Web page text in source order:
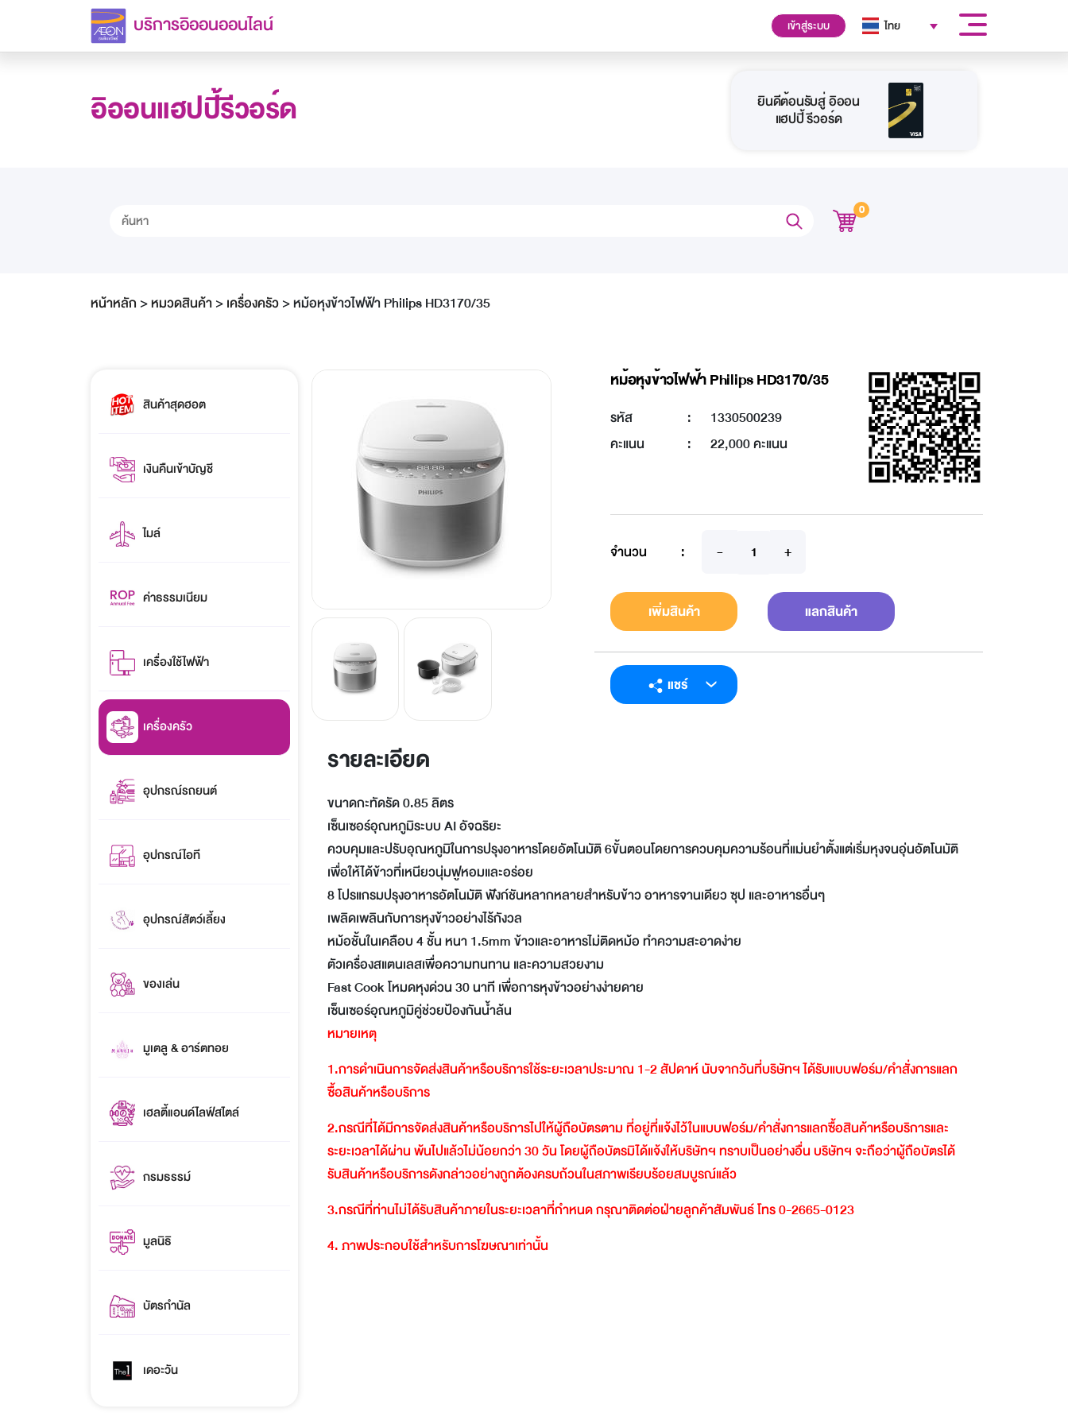
บริการอิออนออนไลน์ เข้าสู่ระบบ ไทย
อิออนแฮปปี้รีวอร์ด ยินดีต้อนรับสู่ อิออน
แฮปปี้ รีวอร์ด
0
หน้าหลัก >หมวดสินค้า>เครื่องครัว>หม้อหุงข้าวไฟฟ้า Philips HD3170/35
สินค้าสุดฮอต
เงินคืนเข้าบัญชี
ไมล์
ค่าธรรมเนียม
เครื่องใช้ไฟฟ้า
เครื่องครัว
อุปกรณ์รถยนต์
อุปกรณ์ไอที
อุปกรณ์สัตว์เลี้ยง
ของเล่น
มูเตลู & อาร์ตทอย
เฮลตี้แอนด์ไลฟ์สไตล์
กรมธรรม์
มูลนิธิ
บัตรกำนัล
เดอะวัน
หม้อหุงข้าวไฟฟ้า Philips HD3170/35
รหัส :
1330500239
คะแนน
: 22,000 คะแนน
จำนวน :
เพิ่มสินค้า แลกสินค้า
แชร์
รายละเอียด
ขนาดกะทัดรัด 0.85 ลิตร
เซ็นเซอร์อุณหภูมิระบบ AI อัจฉริยะ
ควบคุมและปรับอุณหภูมิในการปรุงอาหารโดยอัตโนมัติ 6ขั้นตอนโดยการควบคุมความร้อนที่แม่นยำตั้งแต่เริ่มหุงจนอุ่นอัตโนมัติ
เพื่อให้ได้ข้าวที่เหนียวนุ่มฟูหอมและอร่อย
8 โปรแกรมปรุงอาหารอัตโนมัติ ฟังก์ชันหลากหลายสำหรับข้าว อาหารจานเดียว ซุป และอาหารอื่นๆ
เพลิดเพลินกับการหุงข้าวอย่างไร้กังวล
หม้อชั้นในเคลือบ 4 ชั้น หนา 1.5mm ข้าวและอาหารไม่ติดหม้อ ทำความสะอาดง่าย
ตัวเครื่องสแตนเลสเพื่อความทนทาน และความสวยงาม
Fast Cook โหมดหุงด่วน 30 นาที เพื่อการหุงข้าวอย่างง่ายดาย
เซ็นเซอร์อุณหภูมิคู่ช่วยป้องกันน้ำล้น
หมายเหตุ
1.การดำเนินการจัดส่งสินค้าหรือบริการใช้ระยะเวลาประมาณ 1-2สัปดาห์นับจากวันที่บริษัทฯได้รับแบบฟอร์ม/คำสั่งการแลก
ซื้อสินค้าหรือบริการ
2.กรณีที่ได้มีการจัดส่งสินค้าหรือบริการไปให้ผู้ถือบัตรตามที่อยู่ที่แจ้งไว้ในแบบฟอร์ม/คำสั่งการแลกซื้อสินค้าหรือบริการและ
ระยะเวลาได้ผ่านพ้นไปแล้วไม่น้อยกว่า30วันโดยผู้ถือบัตรมิได้แจ้งให้บริษัทฯทราบเป็นอย่างอื่นบริษัทฯจะถือว่าผู้ถือบัตรได้
รับสินค้าหรือบริการดังกล่าวอย่างถูกต้องครบถ้วนในสภาพเรียบร้อยสมบูรณ์แล้ว
3.กรณีที่ท่านไม่ได้รับสินค้าภายในระยะเวลาที่กำหนดกรุณาติดต่อฝ่ายลูกค้าสัมพันธ์โทร0-2665-0123
4.ภาพประกอบใช้สำหรับการโฆษณาเท่านั้น